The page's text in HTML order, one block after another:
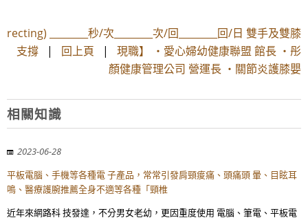
recting) ________秒/次________次/回________回/日 雙手及雙膝
支撐 | 回上頁 | 現職】 ・愛心婦幼健康聯盟 館長 ・彤
顏健康管理公司 營運長 ・關節炎護膝嬰
相關知識
2023-06-28
平板電腦、手機等各種電 子產品，常常引發肩頸痠痛、頭痛頭 暈、目眩耳
鳴、醫療護腕推薦全身不適等各種「頸椎
近年來網路科 技發達，不分男女老幼，更因重度使用 電腦、筆電、平板電